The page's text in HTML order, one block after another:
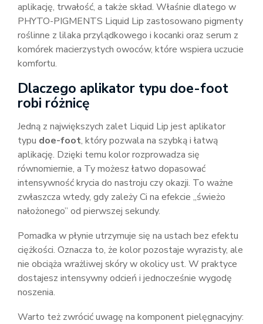
aplikację, trwałość, a także skład. Właśnie dlatego w
PHYTO-PIGMENTS Liquid Lip zastosowano pigmenty
roślinne z lilaka przylądkowego i kocanki oraz serum z
komórek macierzystych owoców, które wspiera uczucie
komfortu.
Dlaczego aplikator typu doe-foot
robi różnicę
Jedną z największych zalet Liquid Lip jest aplikator
typu doe-foot, który pozwala na szybką i łatwą
aplikację. Dzięki temu kolor rozprowadza się
równomiernie, a Ty możesz łatwo dopasować
intensywność krycia do nastroju czy okazji. To ważne
zwłaszcza wtedy, gdy zależy Ci na efekcie „świeżo
nałożonego” od pierwszej sekundy.
Pomadka w płynie utrzymuje się na ustach bez efektu
ciężkości. Oznacza to, że kolor pozostaje wyrazisty, ale
nie obciąża wrażliwej skóry w okolicy ust. W praktyce
dostajesz intensywny odcień i jednocześnie wygodę
noszenia.
Warto też zwrócić uwagę na komponent pielęgnacyjny: